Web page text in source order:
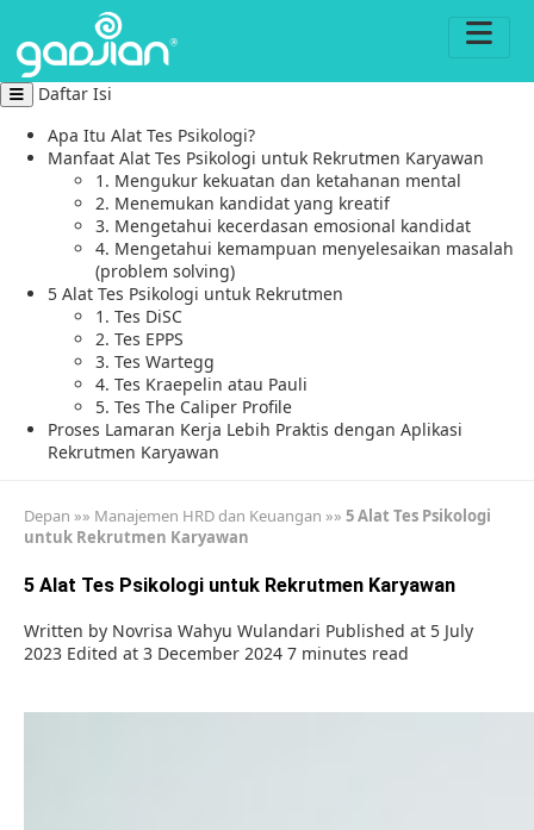
Daftar Isi
Apa Itu Alat Tes Psikologi?
Manfaat Alat Tes Psikologi untuk Rekrutmen Karyawan
1. Mengukur kekuatan dan ketahanan mental
2. Menemukan kandidat yang kreatif
3. Mengetahui kecerdasan emosional kandidat
4. Mengetahui kemampuan menyelesaikan masalah
(problem solving)
5 Alat Tes Psikologi untuk Rekrutmen
1. Tes DiSC
2. Tes EPPS
3. Tes Wartegg
4. Tes Kraepelin atau Pauli
5. Tes The Caliper Profile
Proses Lamaran Kerja Lebih Praktis dengan Aplikasi
Rekrutmen Karyawan
Depan »» Manajemen HRD dan Keuangan »» 5 Alat Tes Psikologi
untuk Rekrutmen Karyawan
5 Alat Tes Psikologi untuk Rekrutmen Karyawan
Written by Novrisa Wahyu Wulandari Published at 5 July
2023 Edited at 3 December 2024 7 minutes read